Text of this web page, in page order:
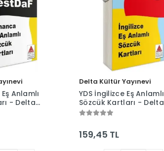
Anlamlı
Delta Kültür Yayınevi
YDS İngilizce Eş Anlamlı
Sözcük Kartları - Delta
Kültür Yayınevi
159,45 TL